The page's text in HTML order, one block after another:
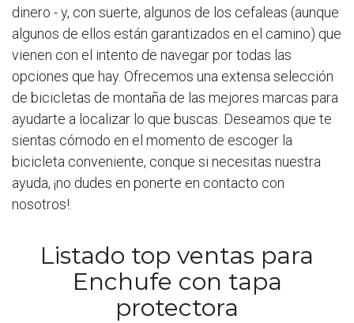
dinero - y, con suerte, algunos de los cefaleas (aunque
algunos de ellos están garantizados en el camino) que
vienen con el intento de navegar por todas las
opciones que hay. Ofrecemos una extensa selección
de bicicletas de montaña de las mejores marcas para
ayudarte a localizar lo que buscas. Deseamos que te
sientas cómodo en el momento de escoger la
bicicleta conveniente, conque si necesitas nuestra
ayuda, ¡no dudes en ponerte en contacto con
nosotros!.
Listado top ventas para
Enchufe con tapa
protectora